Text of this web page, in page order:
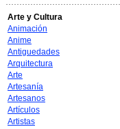
Arte y Cultura
Animación
Anime
Antiguedades
Arquitectura
Arte
Artesanía
Artesanos
Artículos
Artistas